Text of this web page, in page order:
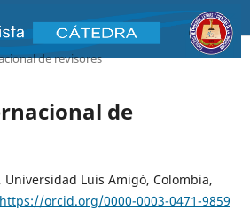
de revisores
de
Universidad Luis Amigó, Colombia,
https://orcid.org/0000-0003-0471-9859